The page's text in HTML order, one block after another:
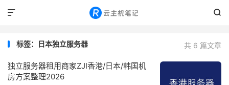


共 6 篇文章
标签：日本独立服务器
独立服务器租用商家ZJI香港/日本/韩国机
房方案整理2026